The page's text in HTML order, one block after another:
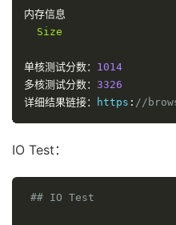
内存信息
Size
单核测试分数： 1014
多核测试分数： 3326
详细结果链接：
https : //
IO Test：
## IO Test